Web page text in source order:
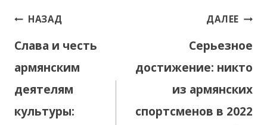
Навигация
записям
НАЗАД
Слава и честь
армянским
деятелям
культуры:
ДАЛЕЕ
Серьезное
достижение: никто
из армянских
спортсменов в 2022